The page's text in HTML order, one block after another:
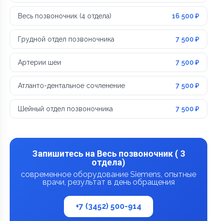
Весь позвоночник (4 отдела) 16 500 ₽
Грудной отдел позвоночника 7 500 ₽
Артерии шеи 7 500 ₽
Атланто-дентальное сочленение 7 500 ₽
Шейный отдел позвоночника 7 500 ₽
Запишитесь на Весь позвоночник ( 3
отдела)
современное оборудование Siemens, опытные
врачи, результат в день обращения
+7 (3452) 500-914